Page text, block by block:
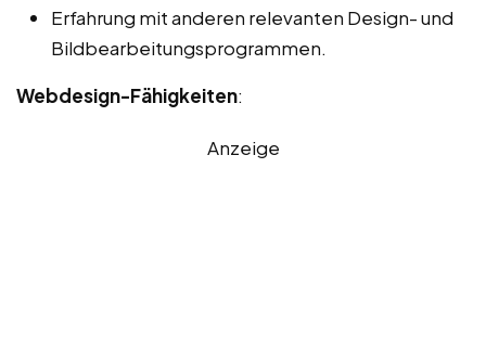
Erfahrung mit anderen relevanten Design- und
Bildbearbeitungsprogrammen.
Webdesign-Fähigkeiten:
Anzeige